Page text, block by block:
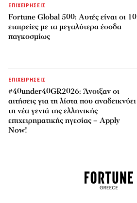
ΕΠΙΧΕΙΡΗΣΕΙΣ
Fortune Global 500: Αυτές είναι οι 10
εταιρείες με τα μεγαλύτερα έσοδα
παγκοσμίως
ΕΠΙΧΕΙΡΗΣΕΙΣ
#40under40GR2026: Άνοιξαν οι
αιτήσεις για τη λίστα που αναδεικνύει
τη νέα γενιά της ελληνικής
επιχειρηματικής ηγεσίας – Apply
Now!